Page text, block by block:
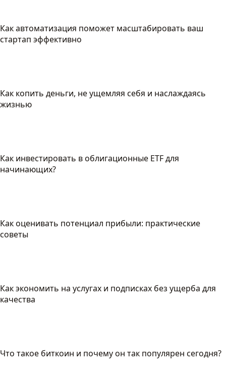
Как автоматизация поможет масштабировать ваш
стартап эффективно
Как копить деньги, не ущемляя себя и наслаждаясь
жизнью
Как инвестировать в облигационные ETF для
начинающих?
Как оценивать потенциал прибыли: практические
советы
Как экономить на услугах и подписках без ущерба для
качества
Что такое биткоин и почему он так популярен сегодня?